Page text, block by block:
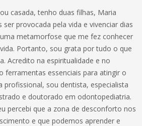
casada, tenho duas filhas, Maria
ser provocada pela vida e vivenciar dias
metamorfose que me fez conhecer
Portanto, sou grata por tudo o que
Acredito na espiritualidade e no
ferramentas essenciais para atingir o
profissional, sou dentista, especialista
e doutorado em odontopediatria.
percebi que a zona de desconforto nos
e que podemos aprender e